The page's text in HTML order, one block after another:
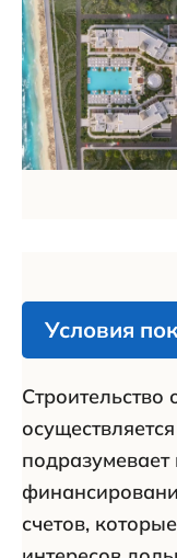
Условия
счетов,